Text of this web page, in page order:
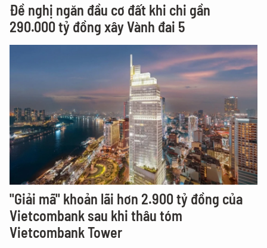
Đề nghị ngăn đầu cơ đất khi chi gần
290.000 tỷ đồng xây Vành đai 5
"Giải mã" khoản lãi hơn 2.900 tỷ đồng của
Vietcombank sau khi thâu tóm
Vietcombank Tower